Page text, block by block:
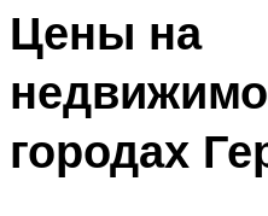
Цены на
городах